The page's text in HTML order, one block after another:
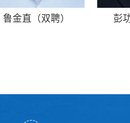
鲁金直（双聘） 彭